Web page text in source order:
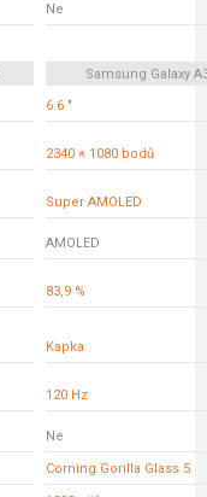
Ne
Samsung Galaxy
6.6 "
2340 × 1080 bodů
Super AMOLED
AMOLED
83,9 %
Kapka
120 Hz
Ne
Corning Gorilla Glass 5